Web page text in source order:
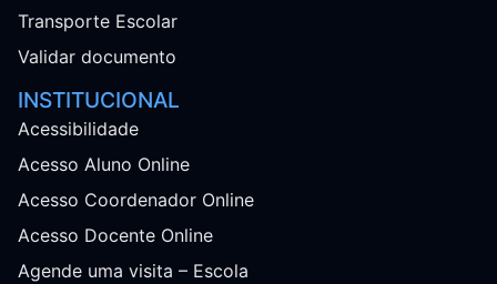
Transporte Escolar
Validar documento
INSTITUCIONAL
Acessibilidade
Acesso Aluno Online
Acesso Coordenador Online
Acesso Docente Online
Agende uma visita – Escola